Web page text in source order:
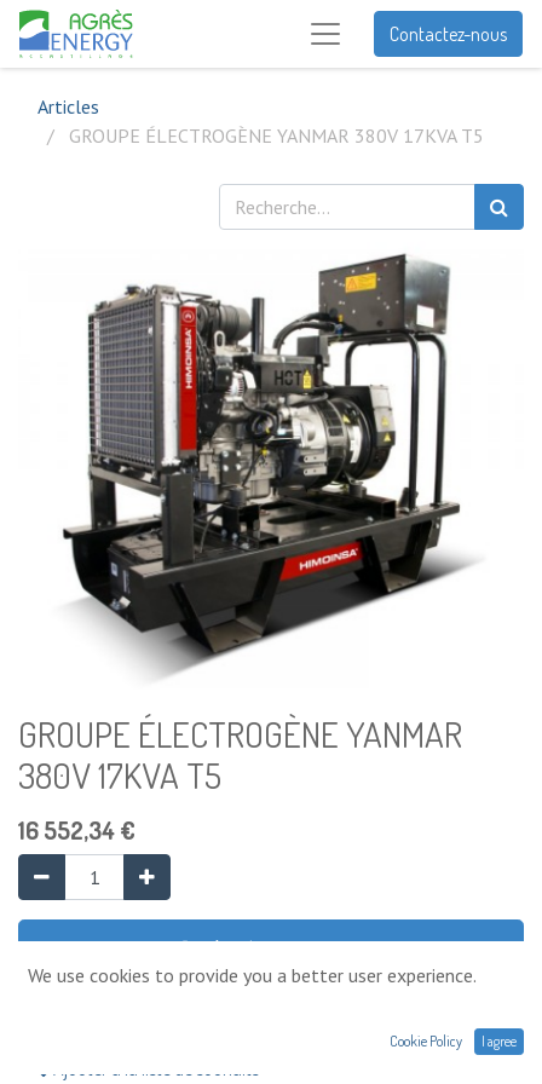
Contactez-nous
Articles
GROUPE ÉLECTROGÈNE YANMAR 380V 17KVA T5
GROUPE ÉLECTROGÈNE YANMAR
380V 17KVA T5
16 552,34€
Ajouter au panier
Ajouter à la liste de souhaits
We use cookies to provide you a better user experience.
Cookie Policy I agree